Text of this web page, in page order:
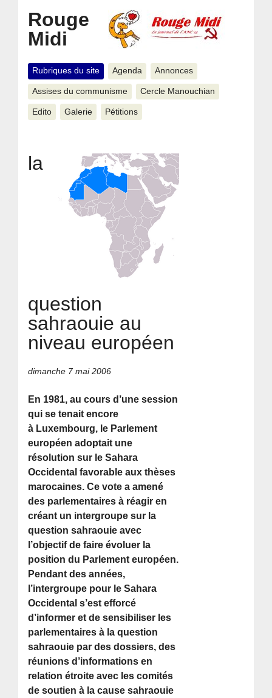
Rouge
Midi
Rubriques du site Agenda Annonces
Assises du communisme Cercle Manouchian
Edito Galerie Pétitions
la
question
sahraouie au
niveau européen
dimanche 7 mai 2006
En 1981, au cours d’une session
qui se tenait encore
à Luxembourg, le Parlement
européen adoptait une
résolution sur le Sahara
Occidental favorable aux thèses
marocaines. Ce vote a amené
des parlementaires à réagir en
créant un intergroupe sur la
question sahraouie avec
l’objectif de faire évoluer la
position du Parlement européen.
Pendant des années,
l’intergroupe pour le Sahara
Occidental s’est efforcé
d’informer et de sensibiliser les
parlementaires à la question
sahraouie par des dossiers, des
réunions d’informations en
relation étroite avec les comités
de soutien à la cause sahraouie